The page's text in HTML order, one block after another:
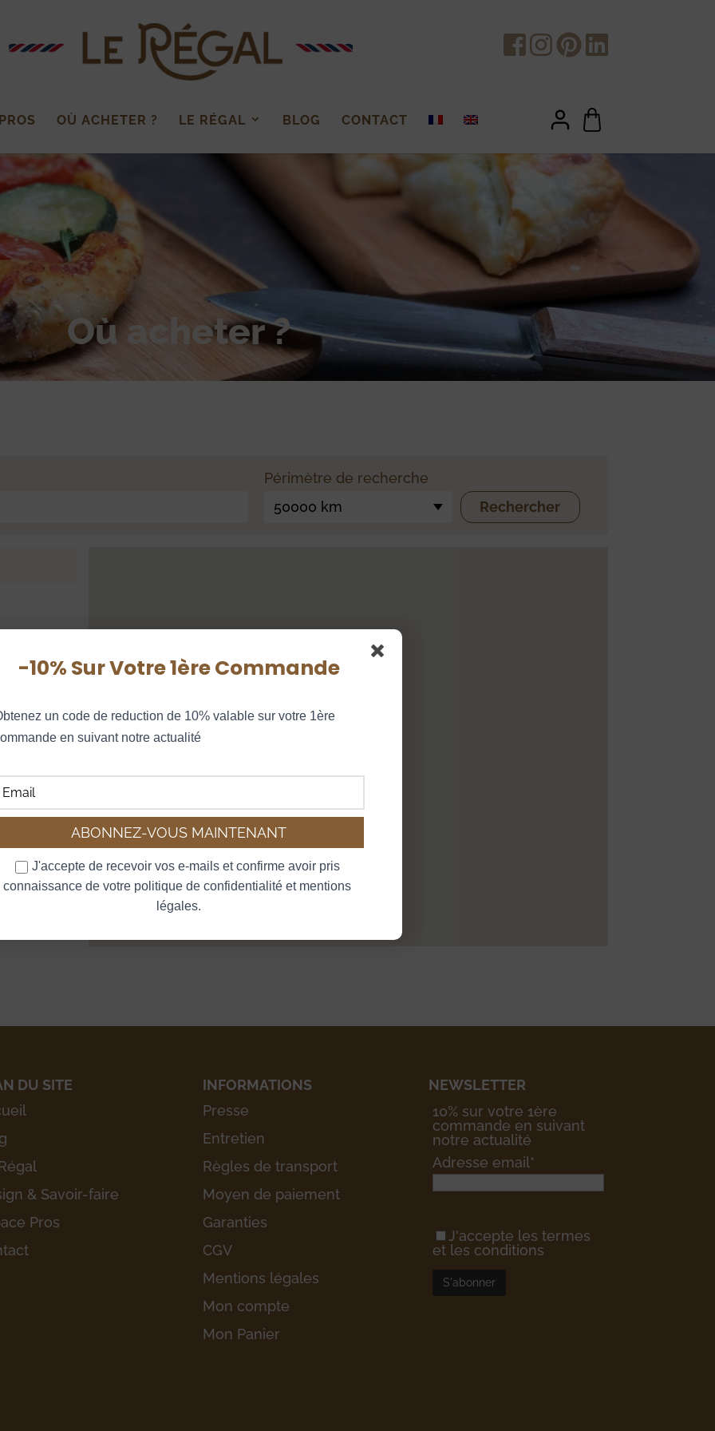
OÙ ACHETER ? LE RÉGAL BLOG CONTACT
Où acheter ?
Périmètre de recherche
50000 km
DU SITE
& Savoir-faire
Pros
INFORMATIONS
Presse
Entretien
Règles de transport
Moyen de paiement
Garanties
CGV
Mentions légales
Mon compte
Mon Panier
NEWSLETTER
10% sur votre 1ère
commande en suivant
notre actualité
Adresse email*
J'accepte les termes
et les conditions
-10% Sur Votre 1ère Commande
un code de reduction de 10% valable sur votre 1ère
en suivant notre actualité
J'accepte de recevoir vos e-mails et confirme avoir pris
connaissance de votre politique de confidentialité et mentions
légales.